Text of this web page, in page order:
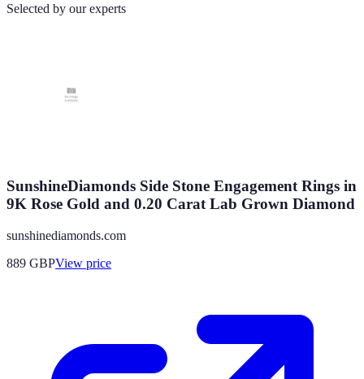
Selected by our experts
SunshineDiamonds Side Stone Engagement Rings in
9K Rose Gold and 0.20 Carat Lab Grown Diamond
sunshinediamonds.com
889 GBPView price